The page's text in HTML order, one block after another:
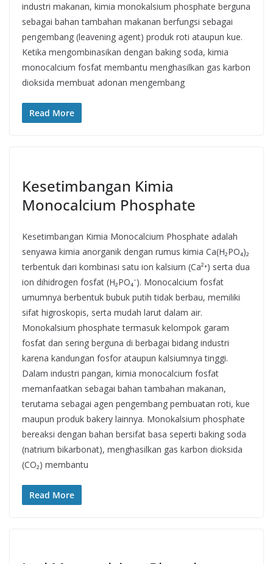
industri makanan, kimia monokalsium phosphate berguna
sebagai bahan tambahan makanan berfungsi sebagai
pengembang (leavening agent) produk roti ataupun kue.
Ketika mengombinasikan dengan baking soda, kimia
monocalcium fosfat membantu menghasilkan gas karbon
dioksida membuat adonan mengembang
Read More
Kesetimbangan Kimia
Monocalcium Phosphate
Kesetimbangan Kimia Monocalcium Phosphate adalah
senyawa kimia anorganik dengan rumus kimia Ca(H₂PO₄)₂
terbentuk dari kombinasi satu ion kalsium (Ca²⁺) serta dua
ion dihidrogen fosfat (H₂PO₄⁻). Monocalcium fosfat
umumnya berbentuk bubuk putih tidak berbau, memiliki
sifat higroskopis, serta mudah larut dalam air.
Monokalsium phosphate termasuk kelompok garam
fosfat dan sering berguna di berbagai bidang industri
karena kandungan fosfor ataupun kalsiumnya tinggi.
Dalam industri pangan, kimia monocalcium fosfat
memanfaatkan sebagai bahan tambahan makanan,
terutama sebagai agen pengembang pembuatan roti, kue
maupun produk bakery lainnya. Monokalsium phosphate
bereaksi dengan bahan bersifat basa seperti baking soda
(natrium bikarbonat), menghasilkan gas karbon dioksida
(CO₂) membantu
Read More